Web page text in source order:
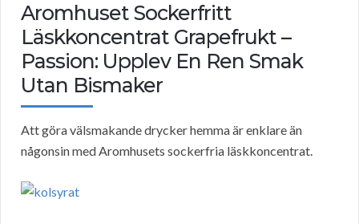
Aromhuset Sockerfritt
Läskkoncentrat Grapefrukt –
Passion: Upplev En Ren Smak
Utan Bismaker
Att göra välsmakande drycker hemma är enklare än
någonsin med Aromhusets sockerfria läskkoncentrat.